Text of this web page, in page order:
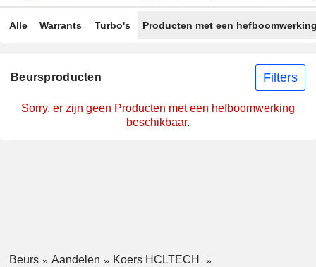
Alle Warrants Turbo's Producten met een
Beursproducten Filters
Sorry, er zijn geen Producten met een hefboomwerking
beschikbaar.
Beurs Aandelen
Koers HCLTECH